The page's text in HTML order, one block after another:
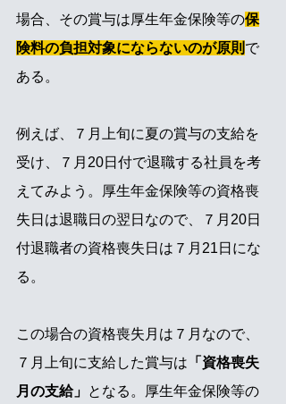
場合、その賞与は厚生年金保険等の保
険料の負担対象にならないのが原則 で
ある。
例えば、７月上旬に夏の賞与の支給を
受け、７月20日付で退職する社員を考
えてみよう。厚生年金保険等の資格喪
失日は退職日の翌日なので、７月20日
付退職者の資格喪失日は７月21日にな
る。
この場合の資格喪失月は７月なので、
７月上旬に支給した賞与は 「資格喪失
月の支給」 となる。厚生年金保険等の